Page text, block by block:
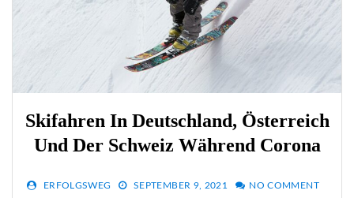
Skifahren In Deutschland, Österreich
Und Der Schweiz Während Corona
ERFOLGSWEG SEPTEMBER 9, 2021 NO COMMENT